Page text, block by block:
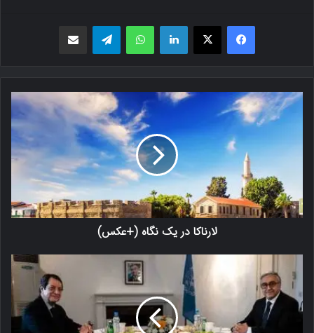
فیسبوک X لینکدین واتس اپ تلگرام
لارناکا در یک نگاه (+عکس)